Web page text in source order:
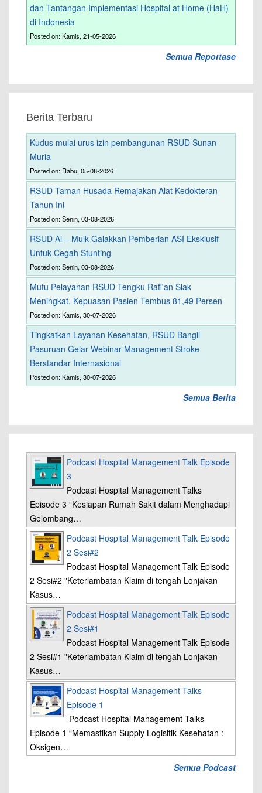
dan Tantangan Implementasi Hospital at Home (HaH)
di Indonesia
Posted on: Kamis, 21-05-2026
Semua Reportase
Berita Terbaru
Kudus mulai urus izin pembangunan RSUD Sunan
Muria
Posted on: Rabu, 05-08-2026
RSUD Taman Husada Remajakan Alat Kedokteran
Tahun Ini
Posted on: Senin, 03-08-2026
RSUD Al – Mulk Galakkan Pemberian ASI Eksklusif
Untuk Cegah Stunting
Posted on: Senin, 03-08-2026
Mutu Pelayanan RSUD Tengku Rafi'an Siak
Meningkat, Kepuasan Pasien Tembus 81,49 Persen
Posted on: Kamis, 30-07-2026
Tingkatkan Layanan Kesehatan, RSUD Bangil
Pasuruan Gelar Webinar Management Stroke
Berstandar Internasional
Posted on: Kamis, 30-07-2026
Semua Berita
Podcast Hospital Management Talk Episode
3
Podcast Hospital Management Talks
Episode 3 “Kesiapan Rumah Sakit dalam Menghadapi
Gelombang…
Podcast Hospital Management Talk Episode
2 Sesi#2
Podcast Hospital Management Talk Episode
2 Sesi#2 "Keterlambatan Klaim di tengah Lonjakan
Kasus…
Podcast Hospital Management Talk Episode
2 Sesi#1
Podcast Hospital Management Talk Episode
2 Sesi#1 "Keterlambatan Klaim di tengah Lonjakan
Kasus…
Podcast Hospital Management Talks
Episode 1
Podcast Hospital Management Talks
Episode 1 “Memastikan Supply Logisitik Kesehatan :
Oksigen…
Semua Podcast